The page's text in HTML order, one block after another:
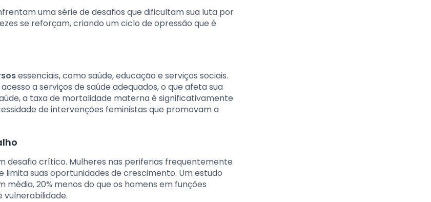
uma série de desafios que dificultam sua luta por
se reforçam, criando um ciclo de opressão que é
essenciais, como saúde, educação e serviços sociais.
a serviços de saúde adequados, o que afeta sua
a taxa de mortalidade materna é significativamente
de intervenções feministas que promovam a
desafio crítico. Mulheres nas periferias frequentemente
suas oportunidades de crescimento. Um estudo
média, 20% menos do que os homens em funções
vulnerabilidade.